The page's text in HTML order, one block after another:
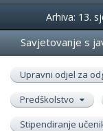
Događanja
Arhiva: 13.
Savjetovanje s
Upravni odjel za
Predškolstvo
Stipendiranje